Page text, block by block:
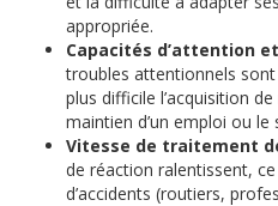
appropriée.
Capacités d’attention
troubles attentionnels
plus difficile l’acquisition
maintien d’un emploi ou le
Vitesse de traitement
de réaction ralentissent,
d’accidents (routiers,